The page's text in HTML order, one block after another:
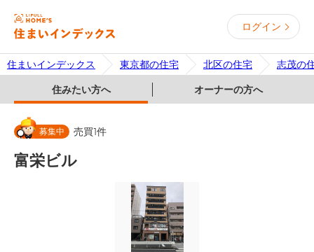
ログイン
住まいインデックス 東京都の住宅 北区の住宅 志茂の
住みたい方へ オーナーの方へ
募集中 売買1件
富栄ビル